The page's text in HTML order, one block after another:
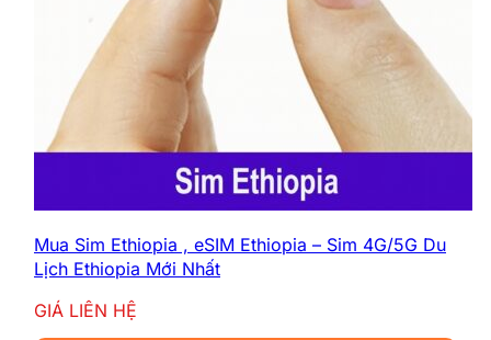
Mua Sim Ethiopia , eSIM Ethiopia – Sim 4G/5G Du
Lịch Ethiopia Mới Nhất
GIÁ LIÊN HỆ